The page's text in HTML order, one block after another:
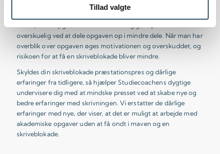
Tillad valgte
Studiecoachens erfarne undervisere hjælper dig med at få
overskuelig ved at dele opgaven op i mindre dele. Når man har
overblik over opgaven øges motivationen og overskuddet, og
risikoen for at få en skriveblokade bliver mindre.
Skyldes din skriveblokade præstationspres og dårlige
erfaringer fra tidligere, så hjælper Studiecoachens dygtige
undervisere dig med at mindske presset ved at skabe nye og
bedre erfaringer med skrivningen. Vi erstatter de dårlige
erfaringer med nye, der viser, at det er muligt at arbejde med
akademiske opgaver uden at få ondt i maven og en
skriveblokade.